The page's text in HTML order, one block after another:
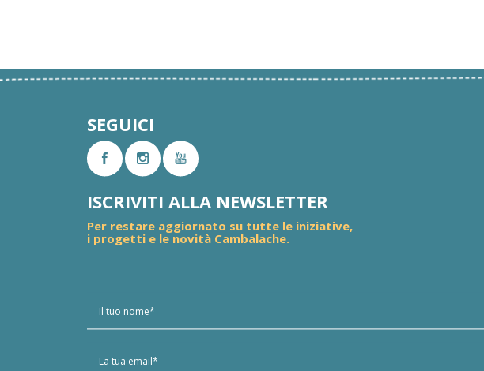
SEGUICI
ISCRIVITI ALLA NEWSLETTER
Per restare aggiornato su tutte le iniziative,
i progetti e le novità Cambalache.